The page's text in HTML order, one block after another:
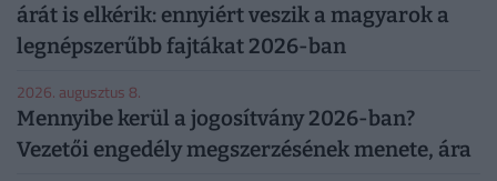
árát is elkérik: ennyiért veszik a magyarok a
legnépszerűbb fajtákat 2026-ban
2026. augusztus 8.
Mennyibe kerül a jogosítvány 2026-ban?
Vezetői engedély megszerzésének menete, ára